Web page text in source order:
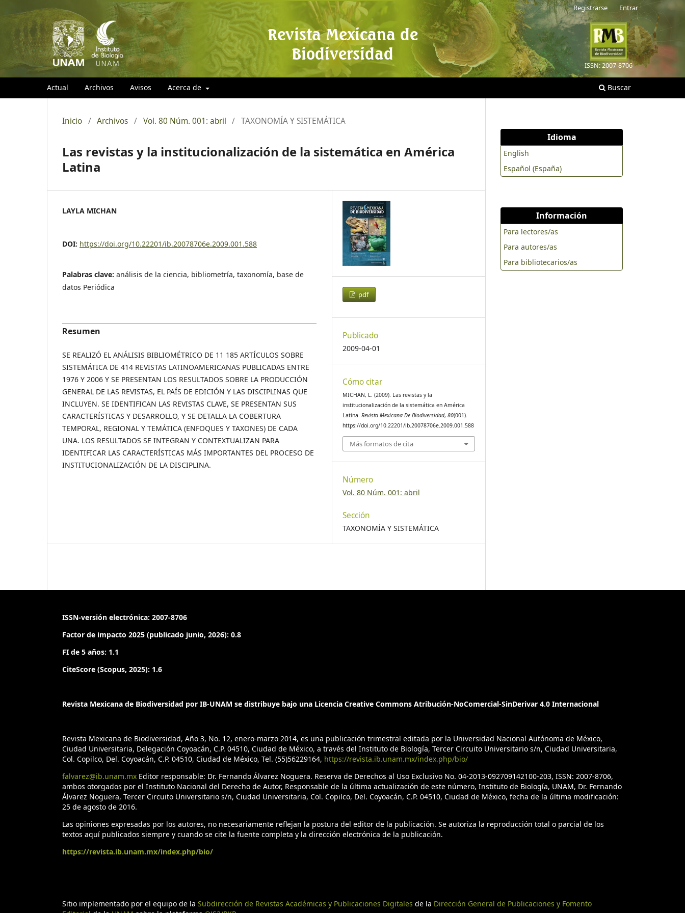
Revista Mexicana de
Biodiversidad
ISSN: 2007-8706
Actual Archivos Avisos Acerca de Buscar
Registrarse Entrar
Inicio / Archivos / Vol. 80 Núm. 001: abril / TAXONOMÍA Y SISTEMÁTICA
Las revistas y la institucionalización de la sistemática en América
Latina
LAYLA MICHAN
DOI: https://doi.org/10.22201/ib.20078706e.2009.001.588
Palabras clave: análisis de la ciencia, bibliometría, taxonomía, base de
datos Periódica
Resumen
SE REALIZÓ EL ANÁLISIS BIBLIOMÉTRICO DE 11 185 ARTÍCULOS SOBRE
SISTEMÁTICA DE 414 REVISTAS LATINOAMERICANAS PUBLICADAS ENTRE
1976 Y 2006 Y SE PRESENTAN LOS RESULTADOS SOBRE LA PRODUCCIÓN
GENERAL DE LAS REVISTAS, EL PAÍS DE EDICIÓN Y LAS DISCIPLINAS QUE
INCLUYEN. SE IDENTIFICAN LAS REVISTAS CLAVE, SE PRESENTAN SUS
CARACTERÍSTICAS Y DESARROLLO, Y SE DETALLA LA COBERTURA
TEMPORAL, REGIONAL Y TEMÁTICA (ENFOQUES Y TAXONES) DE CADA
UNA. LOS RESULTADOS SE INTEGRAN Y CONTEXTUALIZAN PARA
IDENTIFICAR LAS CARACTERÍSTICAS MÁS IMPORTANTES DEL PROCESO DE
INSTITUCIONALIZACIÓN DE LA DISCIPLINA.
pdf
Publicado
2009-04-01
Cómo citar
MICHAN, L. (2009). Las revistas y la
institucionalización de la sistemática en América
Latina.Revista Mexicana De Biodiversidad,80(001).
https://doi.org/10.22201/ib.20078706e.2009.001.588
Más formatos de cita
Número
Vol. 80 Núm. 001: abril
Sección
TAXONOMÍA Y SISTEMÁTICA
Idioma
English
Español (España)
Información
Para lectores/as
Para autores/as
Para bibliotecarios/as
ISSN-versión electrónica: 2007-8706
Factor de impacto 2025 (publicado junio, 2026): 0.8
FI de 5 años: 1.1
CiteScore (Scopus, 2025): 1.6
Revista Mexicana de Biodiversidad por IB-UNAM se distribuye bajo una Licencia Creative Commons Atribución-NoComercial-SinDerivar 4.0 Internacional
Revista Mexicana de Biodiversidad, Año 3, No. 12, enero-marzo 2014, es una publicación trimestral editada por la Universidad Nacional Autónoma de México,
Ciudad Universitaria, Delegación Coyoacán, C.P. 04510, Ciudad de México, a través del Instituto de Biología, Tercer Circuito Universitario s/n, Ciudad Universitaria,
Col. Copilco, Del. Coyoacán, C.P. 04510, Ciudad de México, Tel. (55)56229164, https://revista.ib.unam.mx/index.php/bio/
falvarez@ib.unam.mx Editor responsable: Dr. Fernando Álvarez Noguera. Reserva de Derechos al Uso Exclusivo No. 04-2013-092709142100-203, ISSN: 2007-8706,
ambos otorgados por el Instituto Nacional del Derecho de Autor, Responsable de la última actualización de este número, Instituto de Biología, UNAM, Dr. Fernando
Álvarez Noguera, Tercer Circuito Universitario s/n, Ciudad Universitaria, Col. Copilco, Del. Coyoacán, C.P. 04510, Ciudad de México, fecha de la última modificación:
25 de agosto de 2016.
Las opiniones expresadas por los autores, no necesariamente reflejan la postura del editor de la publicación. Se autoriza la reproducción total o parcial de los
textos aquí publicados siempre y cuando se cite la fuente completa y la dirección electrónica de la publicación.
https://revista.ib.unam.mx/index.php/bio/
Sitio implementado por el equipo de la Subdirección de Revistas Académicas y Publicaciones Digitales de la Dirección General de Publicaciones y Fomento